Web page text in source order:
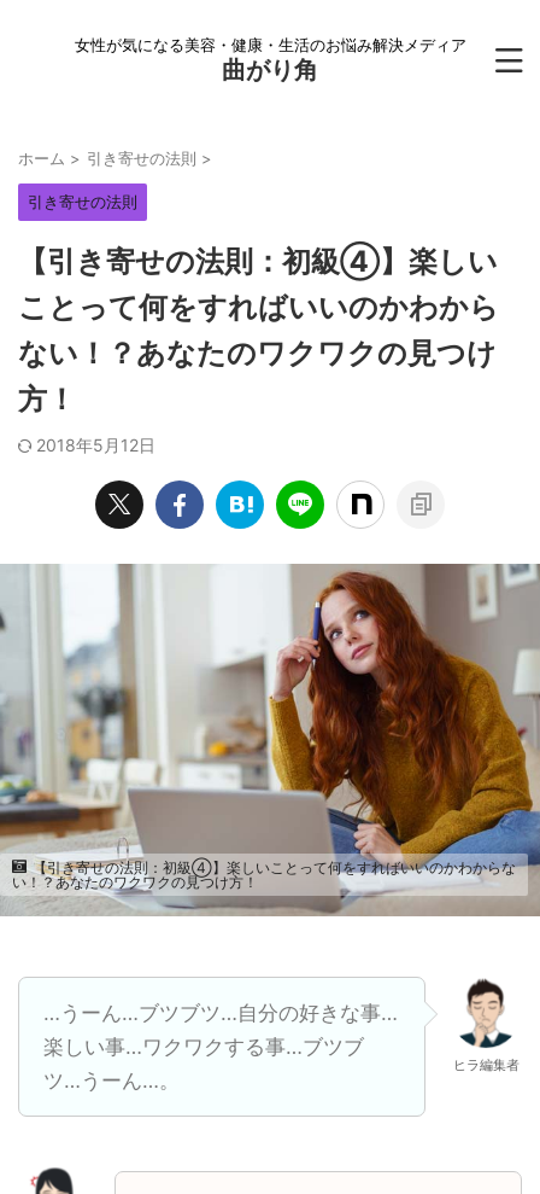
女性が気になる美容・健康・生活のお悩み解決メディア
曲がり角
ホーム > 引き寄せの法則 >
引き寄せの法則
【引き寄せの法則：初級④】楽しい
ことって何をすればいいのかわから
ない！？あなたのワクワクの見つけ
方！
2018年5月12日
【引き寄せの法則：初級④】楽しいことって何をすればいいのかわからな
い！？あなたのワクワクの見つけ方！
…うーん…ブツブツ…自分の好きな事…
楽しい事…ワクワクする事…ブツブ
ツ…うーん…。
ヒラ編集者